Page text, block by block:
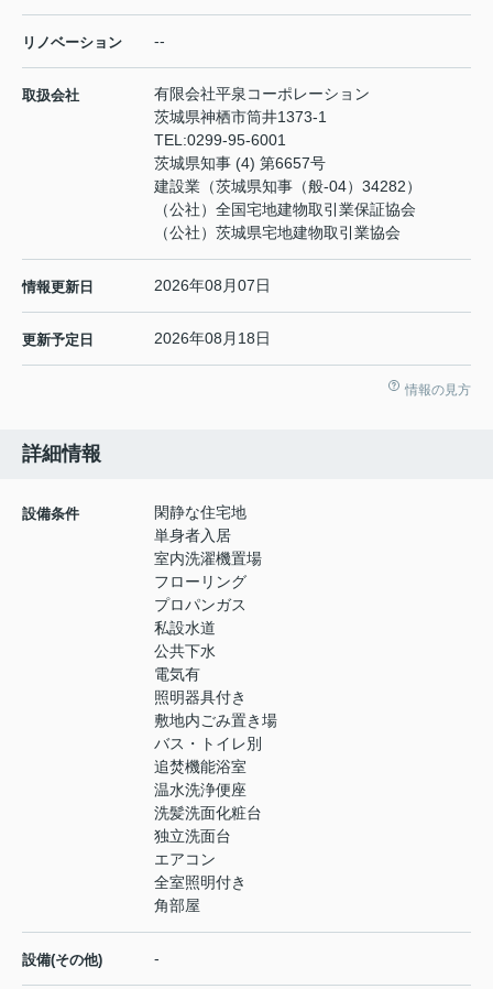
リノベーション --
取扱会社
有限会社平泉コーポレーション
茨城県神栖市筒井1373-1
TEL:0299-95-6001
茨城県知事 (4) 第6657号
建設業（茨城県知事（般-04）34282）
（公社）全国宅地建物取引業保証協会
（公社）茨城県宅地建物取引業協会
情報更新日 2026年08月07日
更新予定日 2026年08月18日
情報の見方
詳細情報
設備条件
閑静な住宅地
単身者入居
室内洗濯機置場
フローリング
プロパンガス
私設水道
公共下水
電気有
照明器具付き
敷地内ごみ置き場
バス・トイレ別
追焚機能浴室
温水洗浄便座
洗髪洗面化粧台
独立洗面台
エアコン
全室照明付き
角部屋
設備(その他) -